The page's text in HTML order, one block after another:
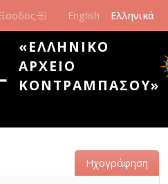
English Ελληνικά
«ΕΛΛΗΝΙΚΌ
ΑΡΧΕΊΟ
ΚΟΝΤΡΑΜΠΆΣΟΥ»
Ηχογράφηση